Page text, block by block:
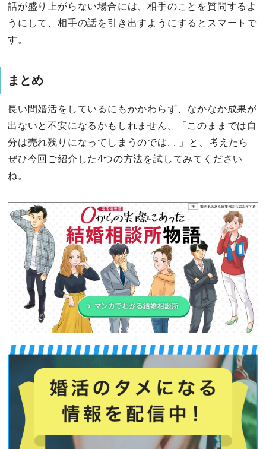
話が盛り上がらない場合には、相手のことを質問するよ
うにして、相手の話を引き出すようにするとスマートで
す。
まとめ
長い間婚活をしているにもかかわらず、なかなか成果が
出ないと不安になるかもしれません。「このままでは自
分は売れ残りになってしまうのでは……」と、考えたら
ぜひ今回ご紹介した4つの方法を試してみてください
ね。